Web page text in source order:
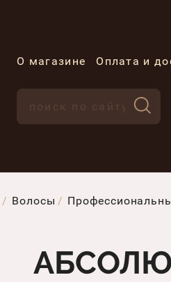
О магазине Оплата и
Волосы